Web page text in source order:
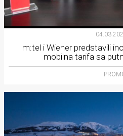
m:tel i Wiener predstavili
mobilna tarifa sa